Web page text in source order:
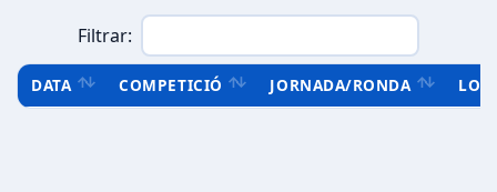
Filtrar:
DATA COMPETICIÓ JORNADA/RONDA